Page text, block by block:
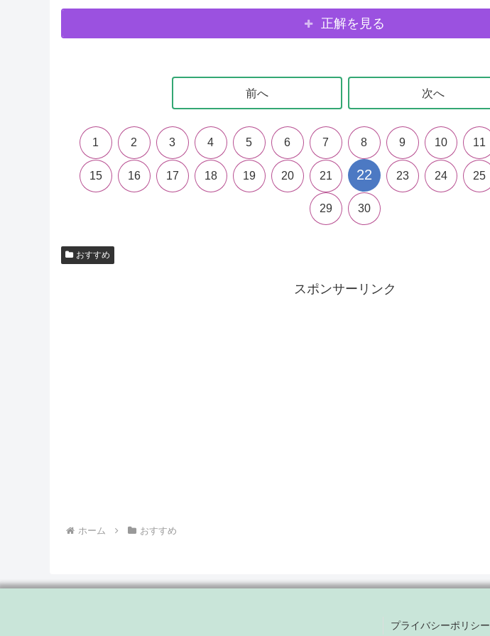
正解を見る
前へ 次へ
1 2 3 4 5 6 7 8 9 10 11
15 16 17 18 19 20 21 22 23 24 25
29 30
おすすめ
スポンサーリンク
ホーム おすすめ
プライバシーポリシー